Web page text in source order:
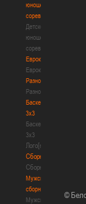
юношеские
соревнования
Детско-
юношеские
соревнования
Еврокубки
Еврокубки
Разное
Разное
Баскетбол
3х3
Баскетбол
3х3
Лого[modid=121]
Сборные
Сборные
Мужские
сборные
Мужские
©